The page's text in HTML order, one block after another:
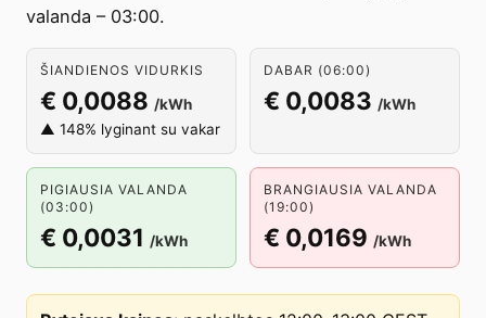
valanda – 03:00.
ŠIANDIENOS VIDURKIS
€ 0,0088 /kWh
▲ 148% lyginant su vakar
DABAR (06:00)
€ 0,0083 /kWh
PIGIAUSIA VALANDA
(03:00)
€ 0,0031 /kWh
BRANGIAUSIA VALANDA
(19:00)
€ 0,0169 /kWh